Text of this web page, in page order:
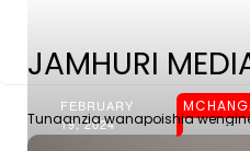
JAMHURI
Tunaanzia wanapoishia
FEBRUARY
19, 2024